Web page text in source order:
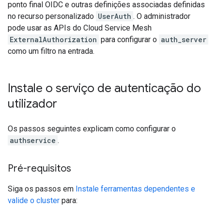
ponto final OIDC e outras definições associadas definidas
no recurso personalizado UserAuth . O administrador
pode usar as APIs do Cloud Service Mesh
ExternalAuthorization para configurar o auth_server
como um filtro na entrada.
Instale o serviço de autenticação do
utilizador
Os passos seguintes explicam como configurar o
authservice .
Pré-requisitos
Siga os passos em Instale ferramentas dependentes e
valide o cluster para: